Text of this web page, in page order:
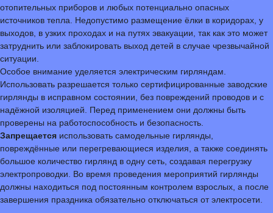
отопительных приборов и любых потенциально опасных
источников тепла. Недопустимо размещение ёлки в коридорах, у
выходов, в узких проходах и на путях эвакуации, так как это может
затруднить или заблокировать выход детей в случае чрезвычайной
ситуации.
Особое внимание уделяется электрическим гирляндам.
Использовать разрешается только сертифицированные заводские
гирлянды в исправном состоянии, без повреждений проводов и с
надёжной изоляцией. Перед применением они должны быть
проверены на работоспособность и безопасность.
Запрещается использовать самодельные гирлянды,
повреждённые или перегревающиеся изделия, а также соединять
большое количество гирлянд в одну сеть, создавая перегрузку
электропроводки. Во время проведения мероприятий гирлянды
должны находиться под постоянным контролем взрослых, а после
завершения праздника обязательно отключаться от электросети.